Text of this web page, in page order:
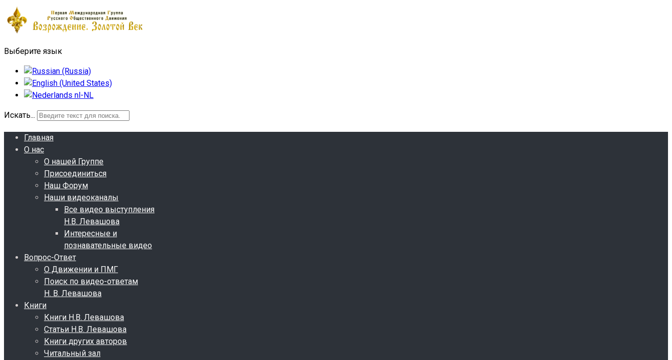
Выберите язык
Искать...
Главная
О нас
О нашей Группе
Присоединиться
Наш Форум
Наши видеоканалы
Все видео выступления
Н.В. Левашова
Интересные и
познавательные видео
Вопрос-Ответ
О Движении и ПМГ
Поиск по видео-ответам
Н. В. Левашова
Книги
Книги Н.В. Левашова
Статьи Н.В. Левашова
Книги других авторов
Читальный зал